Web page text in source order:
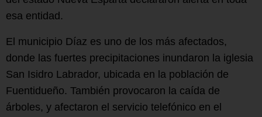
esa entidad.
El municipio Díaz es uno de los más afectados,
donde las fuertes precipitaciones inundaron la iglesia
San Isidro Labrador, ubicada en la población de
Fuentidueño. También provocaron la caída de
árboles, y afectaron el servicio telefónico en el